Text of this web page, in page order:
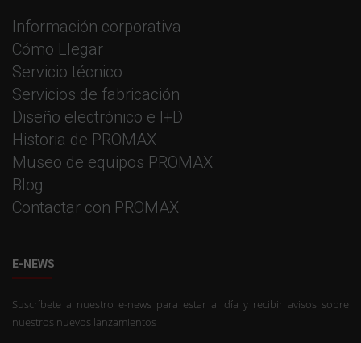
Información corporativa
Cómo Llegar
Servicio técnico
Servicios de fabricación
Diseño electrónico e I+D
Historia de PROMAX
Museo de equipos PROMAX
Blog
Contactar con PROMAX
E-NEWS
Suscríbete a nuestro e-news para estar al día y recibir avisos sobre
nuestros nuevos lanzamientos